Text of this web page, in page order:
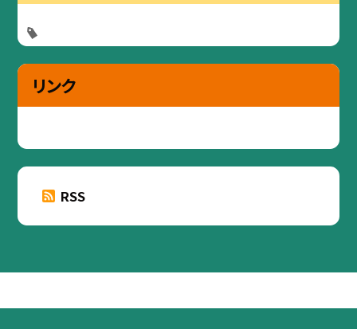
リンク
RSS